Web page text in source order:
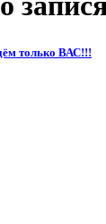
только ВАС!!!